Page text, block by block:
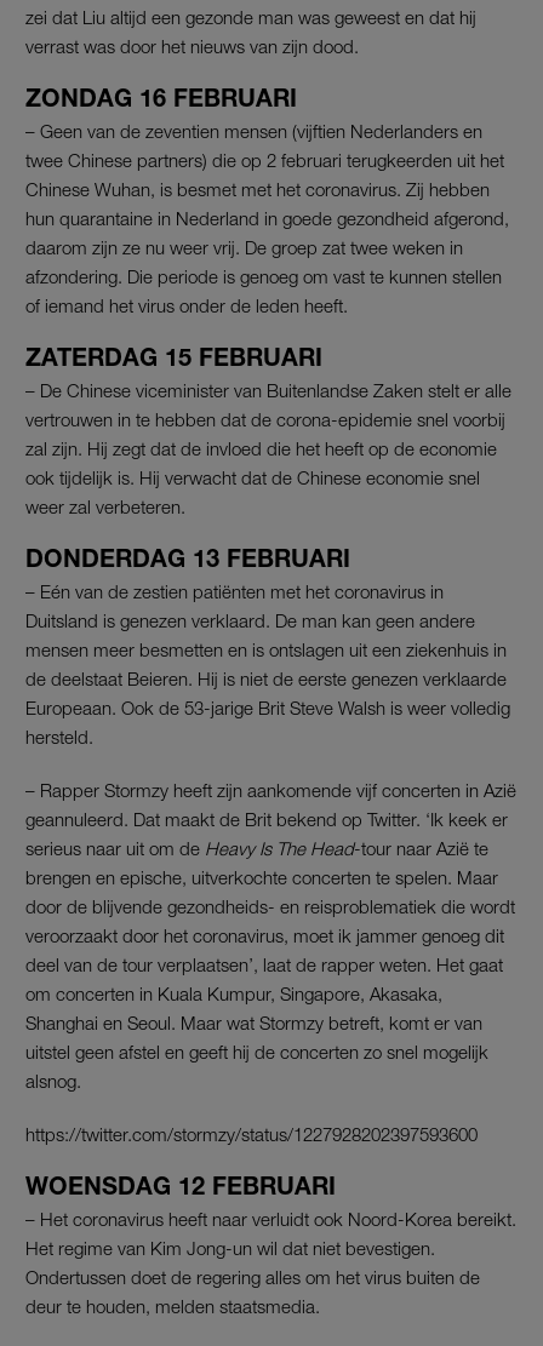
zei dat Liu altijd een gezonde man was geweest en dat hij
verrast was door het nieuws van zijn dood.
ZONDAG 16 FEBRUARI
– Geen van de zeventien mensen (vijftien Nederlanders en
twee Chinese partners) die op 2 februari terugkeerden uit het
Chinese Wuhan, is besmet met het coronavirus. Zij hebben
hun quarantaine in Nederland in goede gezondheid afgerond,
daarom zijn ze nu weer vrij. De groep zat twee weken in
afzondering. Die periode is genoeg om vast te kunnen stellen
of iemand het virus onder de leden heeft.
ZATERDAG 15 FEBRUARI
– De Chinese viceminister van Buitenlandse Zaken stelt er alle
vertrouwen in te hebben dat de corona-epidemie snel voorbij
zal zijn. Hij zegt dat de invloed die het heeft op de economie
ook tijdelijk is. Hij verwacht dat de Chinese economie snel
weer zal verbeteren.
DONDERDAG 13 FEBRUARI
– Eén van de zestien patiënten met het coronavirus in
Duitsland is genezen verklaard. De man kan geen andere
mensen meer besmetten en is ontslagen uit een ziekenhuis in
de deelstaat Beieren. Hij is niet de eerste genezen verklaarde
Europeaan. Ook de 53-jarige Brit Steve Walsh is weer volledig
hersteld.
– Rapper Stormzy heeft zijn aankomende vijf concerten in Azië
geannuleerd. Dat maakt de Brit bekend op Twitter. ‘Ik keek er
serieus naar uit om de Heavy Is The Head-tour naar Azië te
brengen en epische, uitverkochte concerten te spelen. Maar
door de blijvende gezondheids- en reisproblematiek die wordt
veroorzaakt door het coronavirus, moet ik jammer genoeg dit
deel van de tour verplaatsen’, laat de rapper weten. Het gaat
om concerten in Kuala Kumpur, Singapore, Akasaka,
Shanghai en Seoul. Maar wat Stormzy betreft, komt er van
uitstel geen afstel en geeft hij de concerten zo snel mogelijk
alsnog.
https://twitter.com/stormzy/status/1227928202397593600
WOENSDAG 12 FEBRUARI
– Het coronavirus heeft naar verluidt ook Noord-Korea bereikt.
Het regime van Kim Jong-un wil dat niet bevestigen.
Ondertussen doet de regering alles om het virus buiten de
deur te houden, melden staatsmedia.